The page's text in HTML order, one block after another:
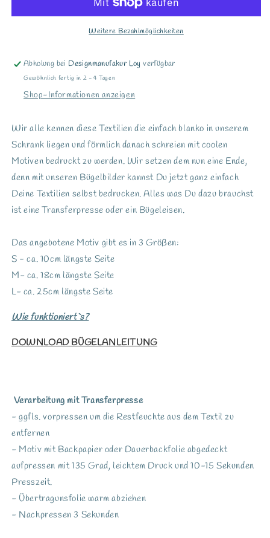
Weitere Bezahlmöglichkeiten
Abholung bei Designmanufakur Loy verfügbar
Gewöhnlich fertig in 2 - 4 Tagen
Shop-Informationen anzeigen
Wir alle kennen diese Textilien die einfach blanko in unserem
Schrank liegen und förmlich danach schreien mit coolen
Motiven bedruckt zu werden. Wir setzen dem nun eine Ende,
denn mit unseren Bügelbilder kannst Du jetzt ganz einfach
Deine Textilien selbst bedrucken. Alles was Du dazu brauchst
ist eine Transferpresse oder ein Bügeleisen.
Das angebotene Motiv gibt es in 3 Größen:
S - ca. 10cm längste Seite
M- ca. 18cm längste Seite
L- ca. 25cm längste Seite
Wie funktioniert`s?
DOWNLOAD BÜGELANLEITUNG
Verarbeitung mit Transferpresse
- ggfls. vorpressen um die Restfeuchte aus dem Textil zu
entfernen
- Motiv mit Backpapier oder Dauerbackfolie abgedeckt
aufpressen mit 135 Grad, leichtem Druck und 10-15 Sekunden
Presszeit.
- Übertragunsfolie warm abziehen
- Nachpressen 3 Sekunden